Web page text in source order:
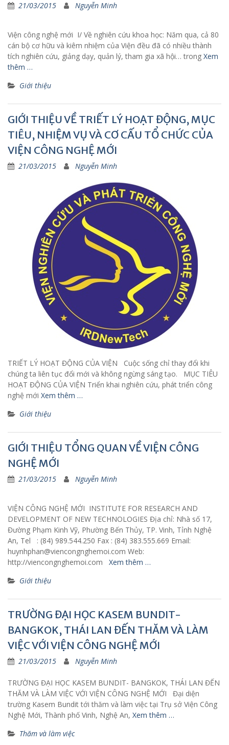
21/03/2015 Nguyễn Minh
Viện công nghệ mới I/ Về nghiên cứu khoa học: Năm qua, cả 80
cán bộ cơ hữu và kiêm nhiệm của Viện đều đã có nhiều thành
tích nghiên cứu, giảng dạy, quản lý, tham gia xã hội… trong Xem
thêm …
Giới thiệu
GIỚI THIỆU VỀ TRIẾT LÝ HOẠT ĐỘNG, MỤC
TIÊU, NHIỆM VỤ VÀ CƠ CẤU TỔ CHỨC CỦA
VIỆN CÔNG NGHỆ MỚI
21/03/2015 Nguyễn Minh
TRIẾT LÝ HOẠT ĐỘNG CỦA VIỆN Cuộc sống chỉ thay đổi khi
chúng ta liên tục đổi mới và không ngừng sáng tạo. MỤC TIÊU
HOẠT ĐỘNG CỦA VIỆN Triển khai nghiên cứu, phát triển công
nghệ mới Xem thêm …
Giới thiệu
GIỚI THIỆU TỔNG QUAN VỀ VIỆN CÔNG
NGHỆ MỚI
21/03/2015 Nguyễn Minh
VIỆN CÔNG NGHỆ MỚI INSTITUTE FOR RESEARCH AND
DEVELOPMENT OF NEW TECHNOLOGIES Địa chỉ: Nhà số 17,
Đường Phạm Kinh Vỹ, Phường Bến Thủy, TP. Vinh, Tỉnh Nghệ
An, Tel : (84) 989.544.250 Fax : (84) 383.555.669 Email:
huynhphan@viencongnghemoi.com Web:
http://viencongnghemoi.com Xem thêm …
Giới thiệu
TRƯỜNG ĐẠI HỌC KASEM BUNDIT-
BANGKOK, THÁI LAN ĐẾN THĂM VÀ LÀM
VIỆC VỚI VIỆN CÔNG NGHỆ MỚI
21/03/2015 Nguyễn Minh
TRƯỜNG ĐẠI HỌC KASEM BUNDIT- BANGKOK, THÁI LAN ĐẾN
THĂM VÀ LÀM VIỆC VỚI VIỆN CÔNG NGHỆ MỚI Đại diện
trường Kasem Bundit tới thăm và làm việc tại Trụ sở Viện Công
Nghệ Mới, Thành phố Vinh, Nghệ An, Xem thêm …
Thăm và làm việc